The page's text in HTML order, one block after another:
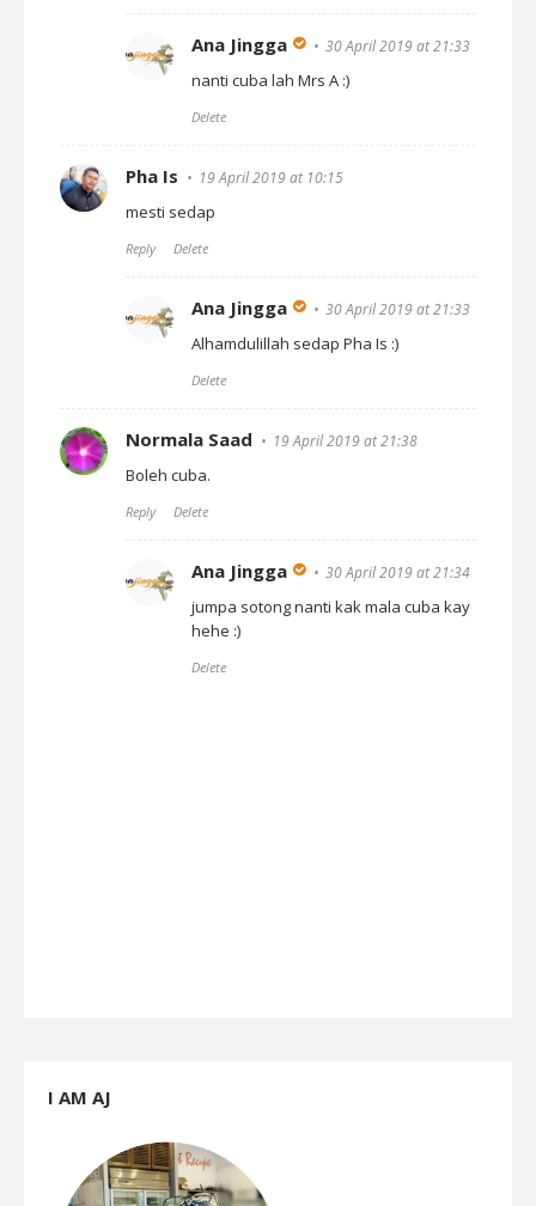
Ana Jingga 30 April 2019 at 21:33
nanti cuba lah Mrs A :)
Delete
Pha Is 19 April 2019 at 10:15
mesti sedap
Reply Delete
Ana Jingga 30 April 2019 at 21:33
Alhamdulillah sedap Pha Is :)
Delete
Normala Saad 19 April 2019 at 21:38
Boleh cuba.
Reply Delete
Ana Jingga 30 April 2019 at 21:34
jumpa sotong nanti kak mala cuba kay
hehe :)
Delete
I AM AJ